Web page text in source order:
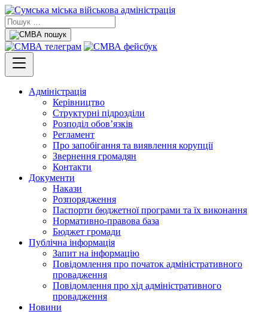
Адміністрація
Керівництво
Структурні підрозділи
Розподіл обов’язків
Регламент
Про запобігання та виявлення корупції
Звернення громадян
Контакти
Документи
Накази
Розпорядження
Паспорти бюджетної програми та їх виконання
Нормативно-правова база
Бюджет громади
Публічна інформація
Запит на інформацію
Повідомлення про початок адміністративного
провадження
Повідомлення про хід адміністративного
провадження
Новини